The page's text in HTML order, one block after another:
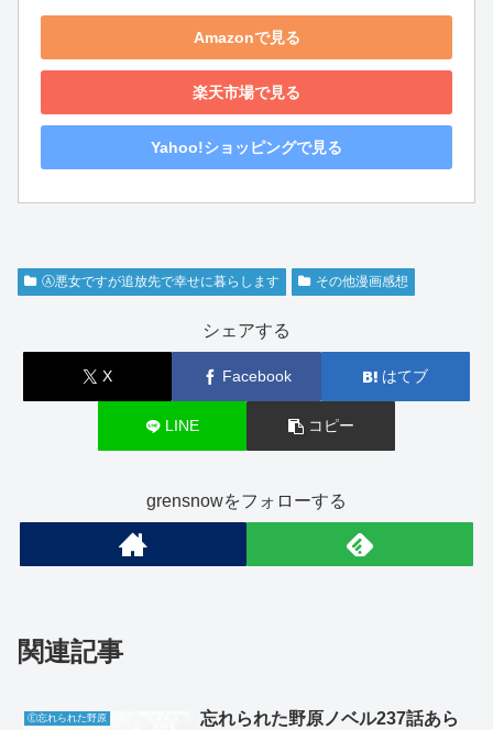
Amazonで見る
楽天市場で見る
Yahoo!ショッピングで見る
Ⓐ悪女ですが追放先で幸せに暮らします その他漫画感想
シェアする
X Facebook はてブ
LINE コピー
grensnowをフォローする
関連記事
Ⓔ忘れられた野原
忘れられた野原ノベル237話あら